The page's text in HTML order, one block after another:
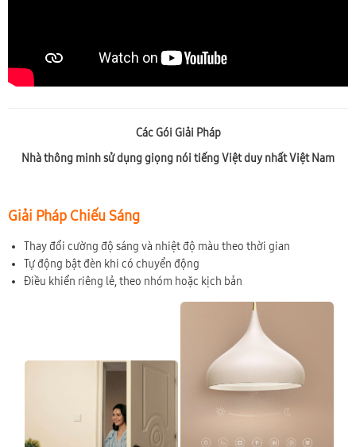
Các Gói Giải Pháp
Nhà thông minh sử dụng giọng nói tiếng Việt duy nhất Việt Nam
Giải Pháp Chiếu Sáng
Thay đổi cường độ sáng và nhiệt độ màu theo thời gian
Tự động bật đèn khi có chuyển động
Điều khiển riêng lẻ, theo nhóm hoặc kịch bản